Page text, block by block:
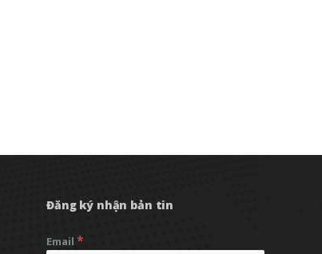
Đăng ký nhận bản tin
Email *